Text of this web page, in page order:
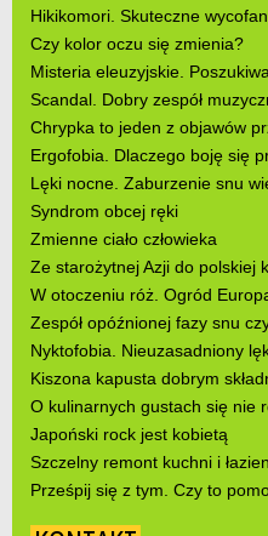
Hikikomori. Skuteczne
Czy kolor oczu się zmienia?
Misteria eleuzyjskie.
Scandal. Dobry zespół
Chrypka to jeden z objawów
Ergofobia. Dlaczego boję się
Lęki nocne. Zaburzenie snu
Syndrom obcej ręki
Zmienne ciało człowieka
Ze starożytnej Azji do polskiej
W otoczeniu róż. Ogród
Zespół opóźnionej fazy snu
Nyktofobia. Nieuzasadniony
Kiszona kapusta dobrym
O kulinarnych gustach się nie
Japoński rock jest kobietą
Szczelny remont kuchni i
Prześpij się z tym. Czy to